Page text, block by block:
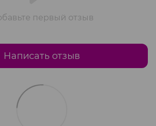
первый отзыв
Написать отзыв